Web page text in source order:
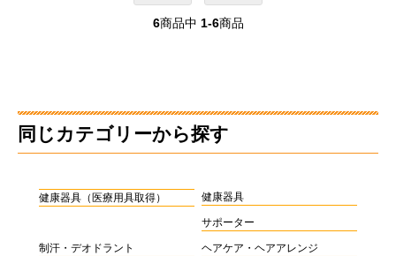
6商品中 1-6商品
同じカテゴリーから探す
健康器具（医療用具取得） 健康器具
サポーター
制汗・デオドラント ヘアケア・ヘアアレンジ